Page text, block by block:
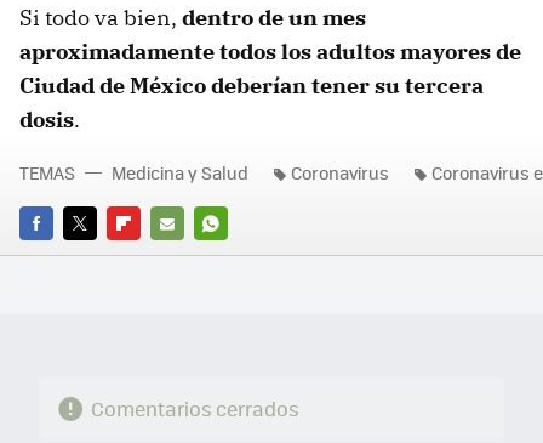
Si todo va bien, dentro de un mes
aproximadamente todos los adultos mayores de
Ciudad de México deberían tener su tercera
dosis.
FACEBOOK
TWITTERFLIPBOARD
E-
WHATSAPP
TEMAS Medicina y Salud Coronavirus Coronavirus
Comentarios cerrados